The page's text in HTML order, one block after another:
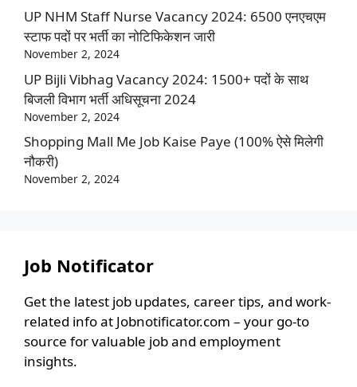
UP NHM Staff Nurse Vacancy 2024: 6500 एनएचएम
स्टाफ पदों पर भर्ती का नोटिफिकेशन जारी
November 2, 2024
UP Bijli Vibhag Vacancy 2024: 1500+ पदों के साथ
बिजली विभाग भर्ती अधिसूचना 2024
November 2, 2024
Shopping Mall Me Job Kaise Paye (100% ऐसे मिलेगी
नौकरी)
November 2, 2024
Job Notificator
Get the latest job updates, career tips, and work-
related info at Jobnotificator.com – your go-to
source for valuable job and employment
insights.